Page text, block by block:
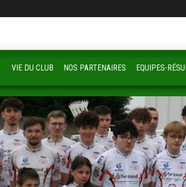
VIE DU CLUB NOS PARTENAIRES EQUIPES-